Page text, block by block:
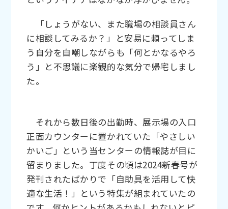
「しょうがない、また職場の相談員さん
に相談してみるか？」と安易に頼ってしま
う自分を自嘲しながらも「何とかなるやろ
う」と不思議に楽観的な気分で帰宅しまし
た。
それから数日後の出勤時、展示場の入口
正面カウンターに置かれていた「やさしい
かいご」という当センターの情報誌が目に
留まりました。丁度その頃は2024新春号が
発刊されたばかりで「自助具を活用して快
適な生活！」という特集が組まれていたの